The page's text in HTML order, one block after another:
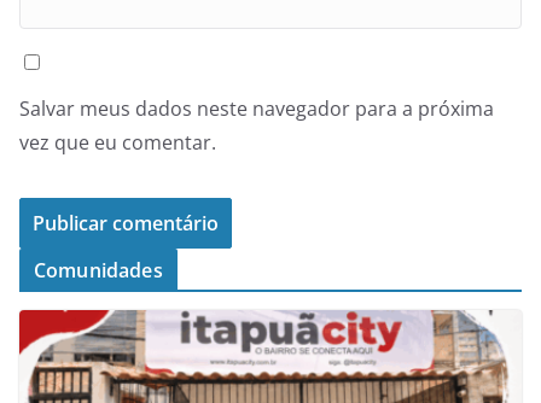
Salvar meus dados neste navegador para a próxima
vez que eu comentar.
Comunidades